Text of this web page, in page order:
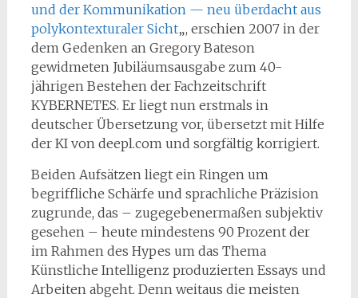
und der Kommunikation — neu überdacht aus
polykontexturaler Sicht„, erschien 2007 in der
dem Gedenken an Gregory Bateson
gewidmeten Jubiläumsausgabe zum 40-
jährigen Bestehen der Fachzeitschrift
KYBERNETES. Er liegt nun erstmals in
deutscher Übersetzung vor, übersetzt mit Hilfe
der KI von deepl.com und sorgfältig korrigiert.
Beiden Aufsätzen liegt ein Ringen um
begriffliche Schärfe und sprachliche Präzision
zugrunde, das – zugegebenermaßen subjektiv
gesehen – heute mindestens 90 Prozent der
im Rahmen des Hypes um das Thema
Künstliche Intelligenz produzierten Essays und
Arbeiten abgeht. Denn weitaus die meisten